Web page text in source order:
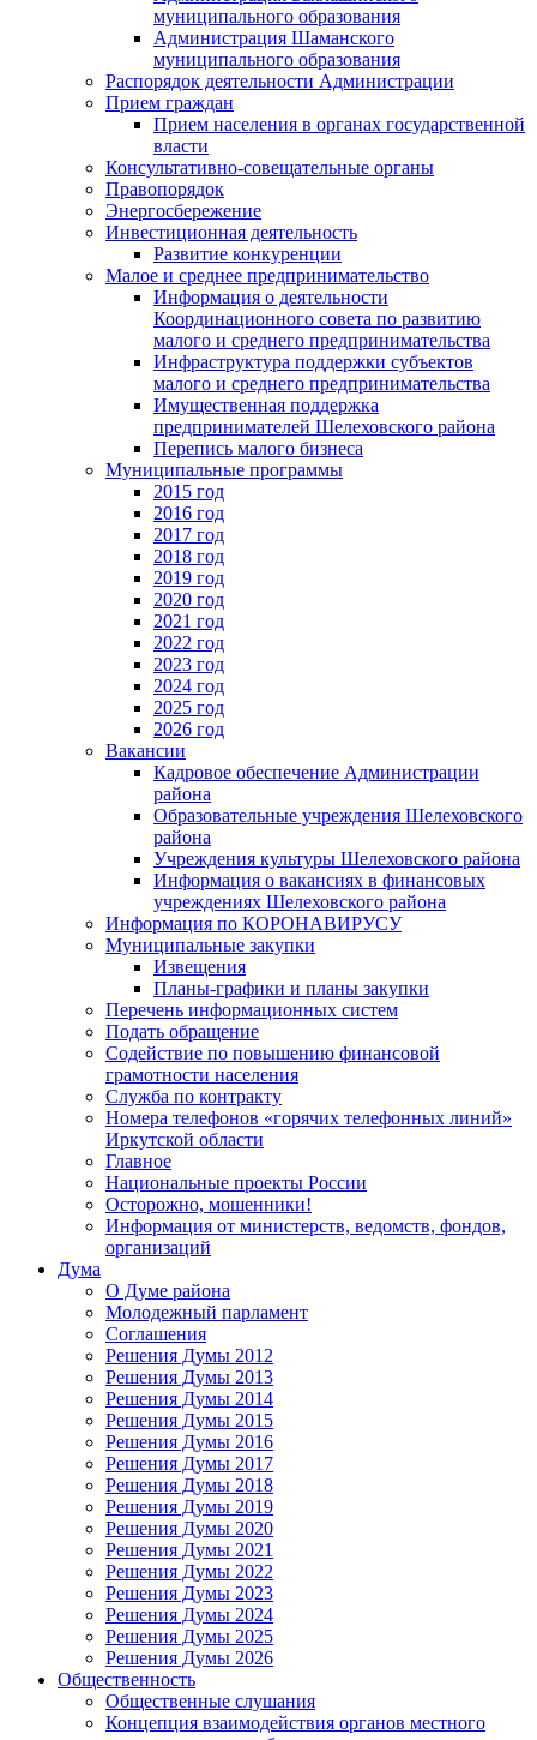
муниципального образования
Администрация Шаманского
муниципального образования
Распорядок деятельности Администрации
Прием граждан
Прием населения в органах государственной
власти
Консультативно-совещательные органы
Правопорядок
Энергосбережение
Инвестиционная деятельность
Развитие конкуренции
Малое и среднее предпринимательство
Информация о деятельности
Координационного совета по развитию
малого и среднего предпринимательства
Инфраструктура поддержки субъектов
малого и среднего предпринимательства
Имущественная поддержка
предпринимателей Шелеховского района
Перепись малого бизнеса
Муниципальные программы
2015 год
2016 год
2017 год
2018 год
2019 год
2020 год
2021 год
2022 год
2023 год
2024 год
2025 год
2026 год
Вакансии
Кадровое обеспечение Администрации
района
Образовательные учреждения Шелеховского
района
Учреждения культуры Шелеховского района
Информация о вакансиях в финансовых
учреждениях Шелеховского района
Информация по КОРОНАВИРУСУ
Муниципальные закупки
Извещения
Планы-графики и планы закупки
Перечень информационных систем
Подать обращение
Содействие по повышению финансовой
грамотности населения
Служба по контракту
Номера телефонов «горячих телефонных линий»
Иркутской области
Главное
Национальные проекты России
Осторожно, мошенники!
Информация от министерств, ведомств, фондов,
организаций
Дума
О Думе района
Молодежный парламент
Соглашения
Решения Думы 2012
Решения Думы 2013
Решения Думы 2014
Решения Думы 2015
Решения Думы 2016
Решения Думы 2017
Решения Думы 2018
Решения Думы 2019
Решения Думы 2020
Решения Думы 2021
Решения Думы 2022
Решения Думы 2023
Решения Думы 2024
Решения Думы 2025
Решения Думы 2026
Общественность
Общественные слушания
Концепция взаимодействия органов местного